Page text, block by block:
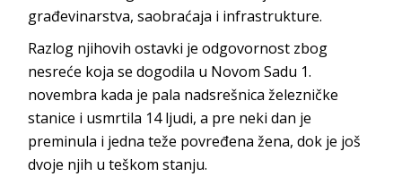
građevinarstva, saobraćaja i infrastrukture.
Razlog njihovih ostavki je odgovornost zbog
nesreće koja se dogodila u Novom Sadu 1.
novembra kada je pala nadsrešnica železničke
stanice i usmrtila 14 ljudi, a pre neki dan je
preminula i jedna teže povređena žena, dok je još
dvoje njih u teškom stanju.